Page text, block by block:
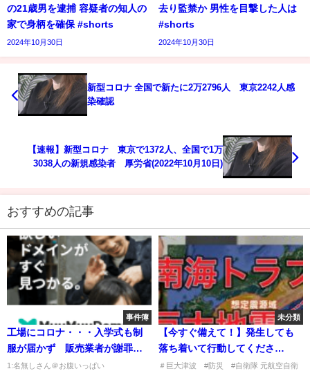
の21歳男を逮捕 容疑者の知人の
家で身柄を確保 #shorts
2024年10月30日
去り監禁か 男性を目撃した人は
#shorts
2024年10月30日
新型コロナ 全国で新たに2万2796人 東京2242人感
染確認
【速報】新型コロナ 東京で1372人、全国で1万
3038人の新規感染者 厚労省(2022年10月10日)
おすすめの記事
事件簿
工場にコロナ・・・入学式も制
服が届かず 販売業者が謝罪
(2022年4月7日)
1:名無しさん＠お腹いっぱい
未分類
【今すぐ備えて！】発生しても
落ち着いて行動してくださ
い！！【南海トラフ巨大地震】
＃巨大津波 #防災 #自衛隊 元航空自衛